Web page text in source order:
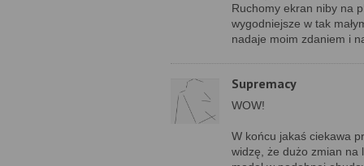
Ruchomy ekran niby na
wygodniejsze w tak
nadaje moim zdaniem i
Supremacy
WOW!
W końcu jakaś ciekawa
widzę, że dużo zmian na